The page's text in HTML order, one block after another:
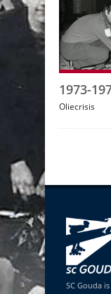
1973-
Oliecrisis
SC Gouda